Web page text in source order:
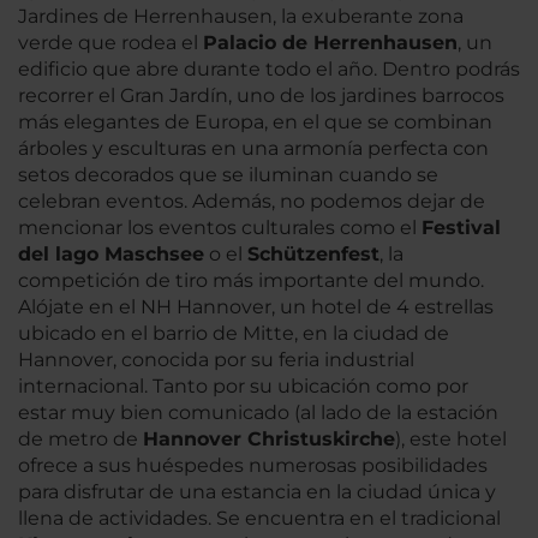
Jardines de Herrenhausen, la exuberante zona
verde que rodea el Palacio de Herrenhausen, un
edificio que abre durante todo el año. Dentro podrás
recorrer el Gran Jardín, uno de los jardines barrocos
más elegantes de Europa, en el que se combinan
árboles y esculturas en una armonía perfecta con
setos decorados que se iluminan cuando se
celebran eventos. Además, no podemos dejar de
mencionar los eventos culturales como el Festival
del lago Maschsee o el Schützenfest, la
competición de tiro más importante del mundo.
Alójate en el NH Hannover, un hotel de 4 estrellas
ubicado en el barrio de Mitte, en la ciudad de
Hannover, conocida por su feria industrial
internacional. Tanto por su ubicación como por
estar muy bien comunicado (al lado de la estación
de metro de Hannover Christuskirche), este hotel
ofrece a sus huéspedes numerosas posibilidades
para disfrutar de una estancia en la ciudad única y
llena de actividades. Se encuentra en el tradicional